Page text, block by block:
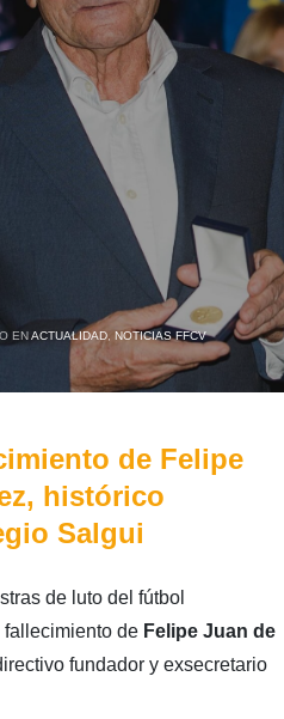
EN ACTUALIDAD, NOTICIAS FFCV
de Felipe
histórico
Salgui
de luto del fútbol
de Felipe Juan de
fundador y exsecretario